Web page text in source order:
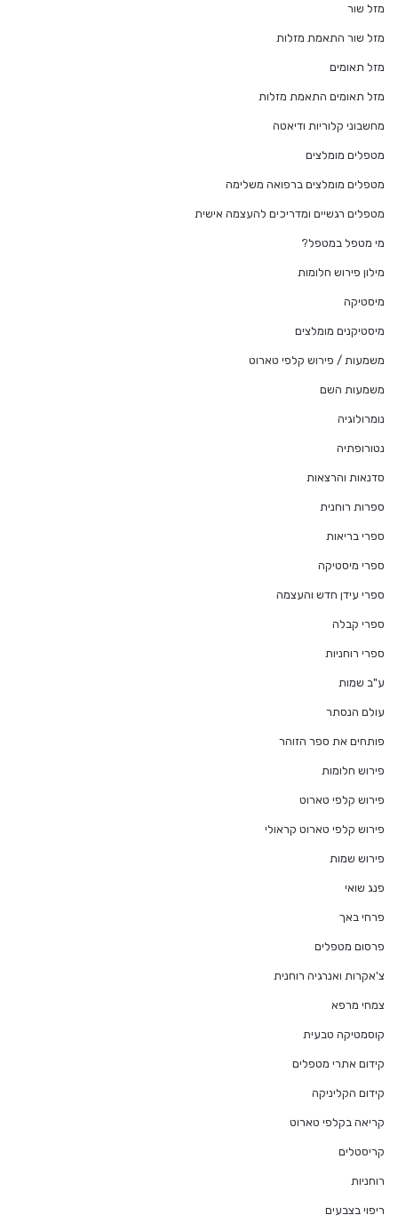
מזל שור
מזל שור התאמת מזלות
מזל תאומים
מזל תאומים התאמת מזלות
מחשבוני קלוריות ודיאטה
מטפלים מומלצים
מטפלים מומלצים ברפואה משלימה
מטפלים רגשיים ומדריכים להעצמה אישית
מי מטפל במטפל?
מילון פירוש חלומות
מיסטיקה
מיסטיקנים מומלצים
משמעות / פירוש קלפי טארוט
משמעות השם
נומרולוגיה
נטורופתיה
סדנאות והרצאות
ספרות רוחנית
ספרי בריאות
ספרי מיסטיקה
ספרי עידן חדש והעצמה
ספרי קבלה
ספרי רוחניות
ע"ב שמות
עולם הנסתר
פותחים את ספר הזוהר
פירוש חלומות
פירוש קלפי טארוט
פירוש קלפי טארוט קראולי
פירוש שמות
פנג שואי
פרחי באך
פרסום מטפלים
צ'אקרות ואנרגיה רוחנית
צמחי מרפא
קוסמטיקה טבעית
קידום אתרי מטפלים
קידום הקליניקה
קריאה בקלפי טארוט
קריסטלים
רוחניות
ריפוי בצבעים